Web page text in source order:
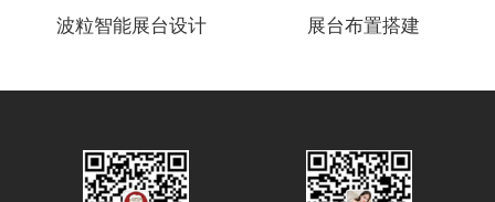
波粒智能展台设计 展台布置搭建